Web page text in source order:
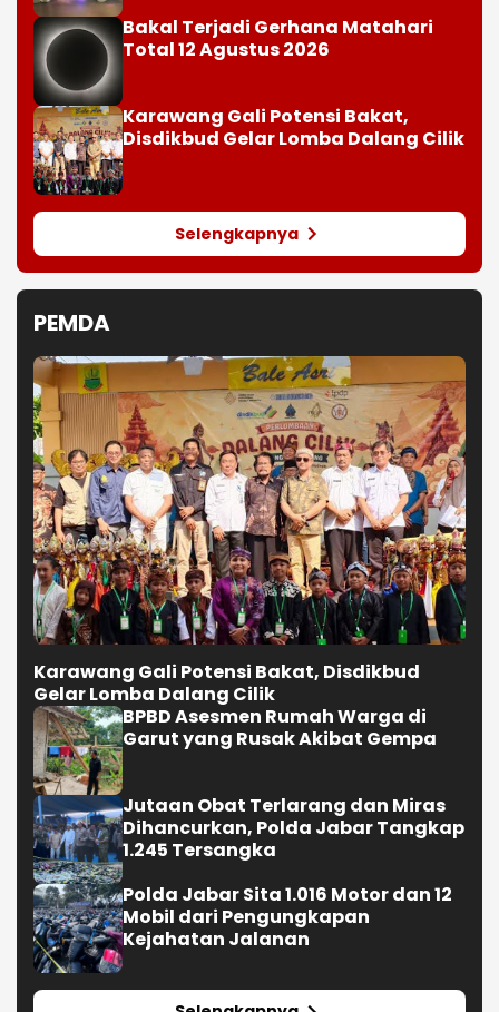
PEMDA
Karawang Gali Potensi Bakat, Disdikbud
Gelar Lomba Dalang Cilik
BPBD Asesmen Rumah Warga di
Garut yang Rusak Akibat Gempa
Jutaan Obat Terlarang dan Miras
Dihancurkan, Polda Jabar Tangkap
1.245 Tersangka
Polda Jabar Sita 1.016 Motor dan 12
Mobil dari Pengungkapan
Kejahatan Jalanan
Selengkapnya
NASIONAL